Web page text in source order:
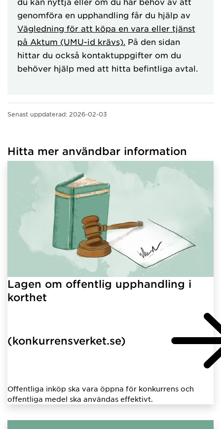
genomföra en upphandling får du hjälp av
Vägledning för att köpa en vara eller tjänst
på Aktum (UMU-id krävs). På den sidan
hittar du också kontaktuppgifter om du
behöver hjälp med att hitta befintliga avtal.
Senast uppdaterad: 2026-02-03
Hitta mer användbar information
Lagen om offentlig upphandling i
korthet
(konkurrensverket.se)
Offentliga inköp ska vara öppna för konkurrens och
offentliga medel ska användas effektivt.